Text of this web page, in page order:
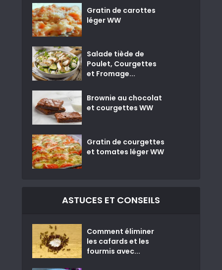
Gratin de carottes
léger WW
Salade tiède de
Poulet, Courgettes
et Fromage...
Brownie au chocolat
et courgettes WW
Gratin de courgettes
et tomates léger WW
ASTUCES ET CONSEILS
Comment éliminer
les cafards et les
fourmis avec...